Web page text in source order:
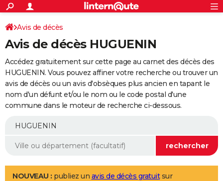
ACTUALITÉS
Politique
Société
Faits Divers
Education
Monde
Villes
+
SPORT
Coupe du monde 2026
Football
Tennis
Cyclisme
Rugby
Forum
Programme TV
TNT
Streaming
Cinéma
Sorties cinéma
Musique
+
FINANCE
Retraite
Epargne
Immobilier
Risques naturels par ville
Banque
Assurance
AUTO
Essais
Réserver un essai
Citadines
Berlines
SUV
Forum auto
+
Mobiles
Meilleur smartphone
Internet
Ordinateurs
Jeux vidéo
Guide high-tech
Aménagement intérieur
LIFESTYLE
Avis de décès
Avis de décès HUGUENIN
Accédez gratuitement sur cette page au carnet des décès des
HUGUENIN. Vous pouvez affiner votre recherche ou trouver un
avis de décès ou un avis d'obsèques plus ancien en tapant le
nom d'un défunt et/ou le nom ou le code postal d'une
commune dans le moteur de recherche ci-dessous.
NOUVEAU : publiez un avis de décès gratuitsur